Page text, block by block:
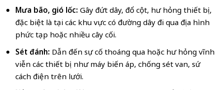
Mưa bão, gió lốc: Gây đứt dây, đổ cột, hư hỏng thiết bị,
đặc biệt là tại các khu vực có đường dây đi qua địa hình
phức tạp hoặc nhiều cây cối.
Sét đánh: Dẫn đến sự cố thoáng qua hoặc hư hỏng vĩnh
viễn các thiết bị như máy biến áp, chống sét van, sứ
cách điện trên lưới.